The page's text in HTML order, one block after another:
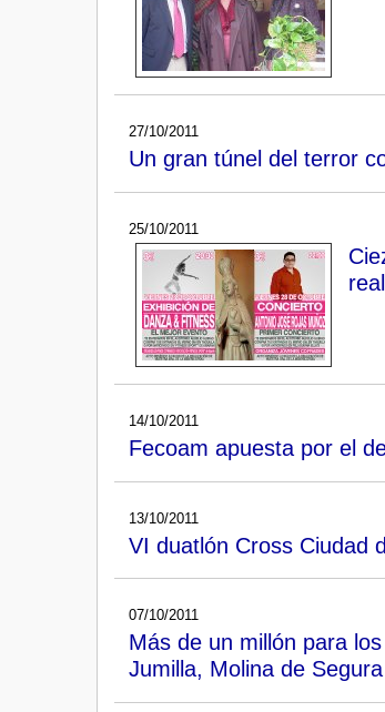
27/10/2011
Un gran túnel del terror
25/10/2011
14/10/2011
Fecoam apuesta por el
13/10/2011
VI duatlón Cross Ciudad
07/10/2011
Más de un millón para
Jumilla, Molina de